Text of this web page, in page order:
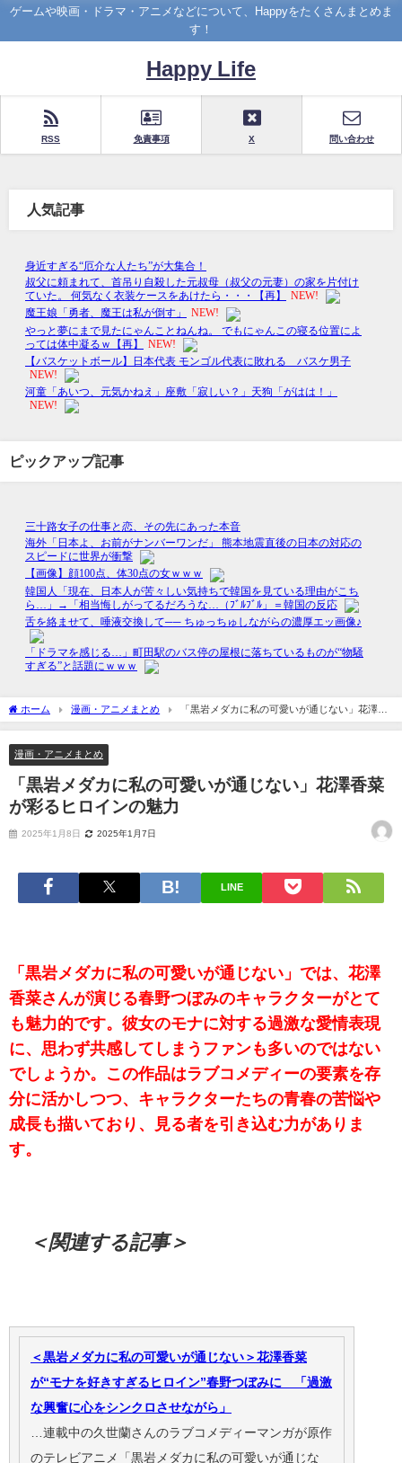
ゲームや映画・ドラマ・アニメなどについて、Happyをたくさんまとめま
す！
Happy Life
RSS 免責事項 X 問い合わせ
人気記事
ピックアップ記事
ホーム 漫画・アニメまとめ
「黒岩メダカに私の可愛いが通じない」花澤香
菜が彩るヒロインの魅力
漫画・アニメまとめ
「黒岩メダカに私の可愛いが通じない」花澤香菜
が彩るヒロインの魅力
2025年1月8日 2025年1月7日
LINE
「黒岩メダカに私の可愛いが通じない」では、花澤
香菜さんが演じる春野つぼみのキャラクターがとて
も魅力的です。彼女のモナに対する過激な愛情表現
に、思わず共感してしまうファンも多いのではない
でしょうか。この作品はラブコメディーの要素を存
分に活かしつつ、キャラクターたちの青春の苦悩や
成長も描いており、見る者を引き込む力がありま
す。
＜関連する記事＞
＜黒岩メダカに私の可愛いが通じない＞花澤香菜
が“モナを好きすぎるヒロイン”春野つぼみに 「過激
な興奮に心をシンクロさせながら」
…連載中の久世蘭さんのラブコメディーマンガが原作
のテレビアニメ「黒岩メダカに私の可愛いが通じな